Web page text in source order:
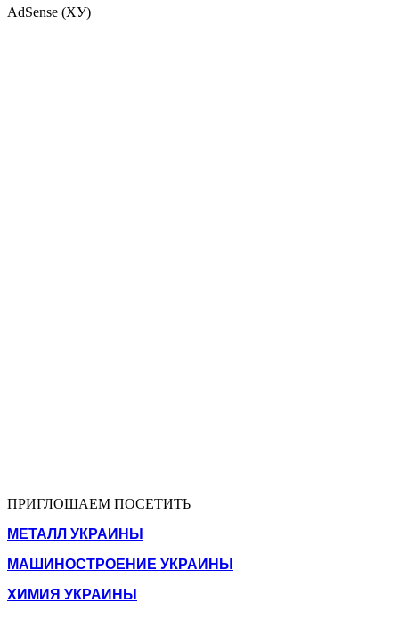
AdSense (ХУ)
ПРИГЛОШАЕМ ПОСЕТИТЬ
МЕТАЛЛ УКРАИНЫ
МАШИНОСТРОЕНИЕ УКРАИНЫ
ХИМИЯ УКРАИНЫ